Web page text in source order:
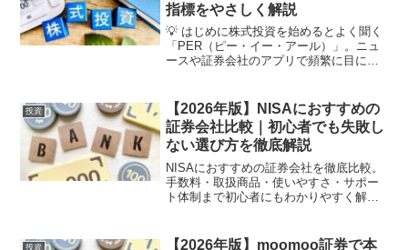
指標をやさしく解説
💡 はじめに株式投資を始めるとよく聞く
「PER（ピー・イー・アール）」。ニュ
ースや証券会社のアプリで頻繁に目にし
う人も多いはず。この記事では、PERの
意味・計算方法・...
投資
【2026年版】NISAにおすすめの
証券会社比較｜初心者でも失敗し
ない選び方を徹底解説
NISAにおすすめの証券会社を徹底比較。
手数料・取扱商品・使いやすさ・サポー
ト体制まで初心者にもわかりやすく解説
は👇配当金売却益に税金（約20%）がか
投資
【2026年版】moomoo証券で本